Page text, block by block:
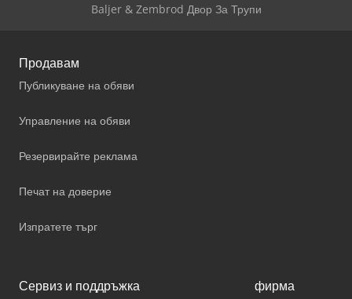
Baljer & Zembrod Двор За Трупи
Продавам
Публикуване на обяви
Управление на обяви
Резервирайте реклама
Печат на доверие
Изпратете търг
Сервиз и поддръжка фирма